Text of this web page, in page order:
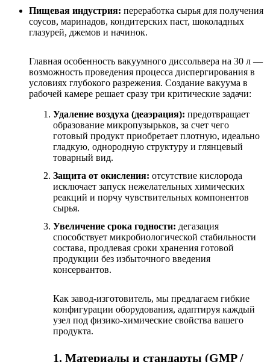
Пищевая индустрия: переработка сырья для получения
соусов, маринадов, кондитерских паст, шоколадных
глазурей, джемов и начинок.
Главная особенность вакуумного диссольвера на 30 л —
возможность проведения процесса диспергирования в
условиях глубокого разрежения. Создание вакуума в
рабочей камере решает сразу три критические задачи:
Удаление воздуха (деаэрация): предотвращает
образование микропузырьков, за счет чего
готовый продукт приобретает плотную, идеально
гладкую, однородную структуру и глянцевый
товарный вид.
Защита от окисления: отсутствие кислорода
исключает запуск нежелательных химических
реакций и порчу чувствительных компонентов
сырья.
Увеличение срока годности: дегазация
способствует микробиологической стабильности
состава, продлевая сроки хранения готовой
продукции без избыточного введения
консервантов.
Как завод-изготовитель, мы предлагаем гибкие
конфигурации оборудования, адаптируя каждый
узел под физико-химические свойства вашего
продукта.
1. Материалы и стандарты (GMP /